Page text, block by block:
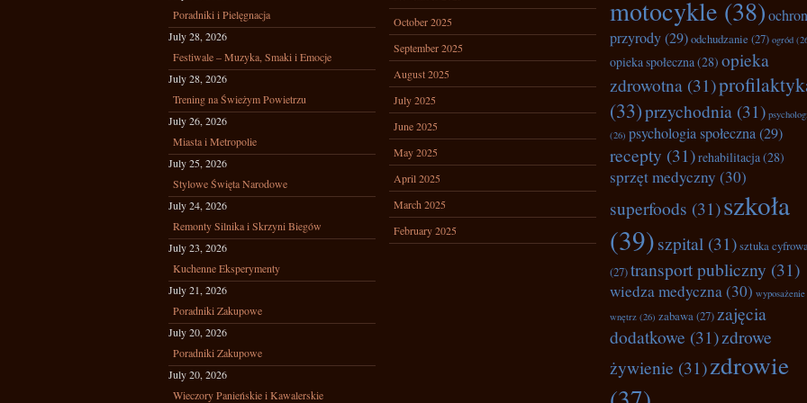
Poradniki i Pielęgnacja
July 28, 2026
Festiwale – Muzyka, Smaki i Emocje
July 28, 2026
Trening na Świeżym Powietrzu
July 26, 2026
Miasta i Metropolie
July 25, 2026
Stylowe Święta Narodowe
July 24, 2026
Remonty Silnika i Skrzyni Biegów
July 23, 2026
Kuchenne Eksperymenty
July 21, 2026
Poradniki Zakupowe
July 20, 2026
Poradniki Zakupowe
July 20, 2026
Wieczory Panieńskie i Kawalerskie
October 2025
September 2025
August 2025
July 2025
June 2025
May 2025
April 2025
March 2025
February 2025
motocykle (38)
przyrody(29)odchudzanie (27) ogród
opieka społeczna(28) opieka
zdrowotna (31)
(33)przychodnia (31)
(26) psychologia społeczna(29)
recepty (31)rehabilitacja(28)
sprzęt medyczny (30)
superfoods (31)szkoła
(39)szpital (31)sztuka
(27)transport publiczny (31)
wiedza medyczna(30) wyposażenie
wnętrz (26) zabawa(27) zajęcia
dodatkowe (31)zdrowe
żywienie (31)zdrowie